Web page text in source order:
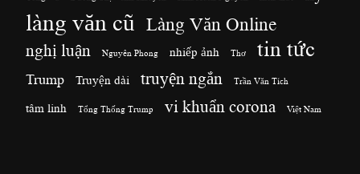
làng văn cũ Làng Văn Online
nghị luận Nguyên Phong nhiếp ảnh Thơ tin tức
Trump Truyện dài truyện ngắn Trần Văn Tích
tâm linh Tổng Thống Trump vi khuẩn corona Việt Nam